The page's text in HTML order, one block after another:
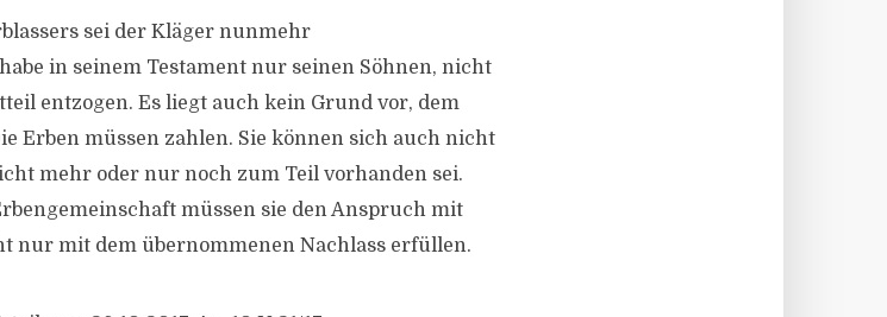
sei der Kläger nunmehr
in seinem Testament nur seinen Söhnen, nicht
entzogen. Es liegt auch kein Grund vor, dem
Erben müssen zahlen. Sie können sich auch nicht
mehr oder nur noch zum Teil vorhanden sei.
müssen sie den Anspruch mit
nur mit dem übernommenen Nachlass erfüllen.